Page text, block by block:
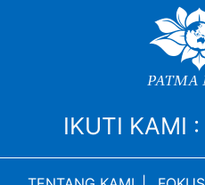
IKUTI KAMI :